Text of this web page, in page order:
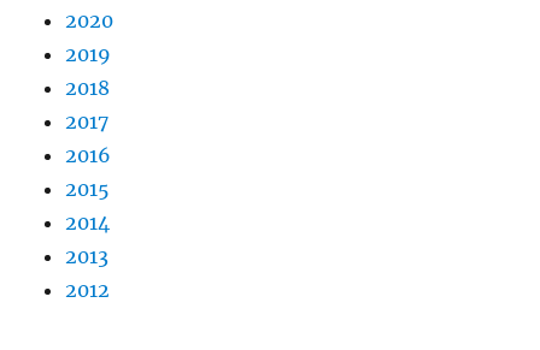
2020
2019
2018
2017
2016
2015
2014
2013
2012